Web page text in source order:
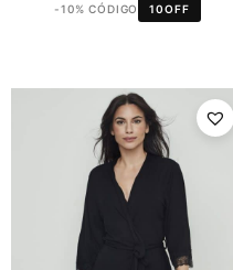
-10% CÓDIGO 10OFF